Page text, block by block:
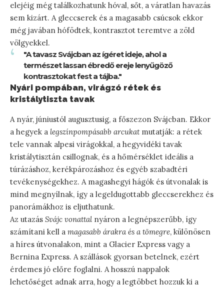
elejéig még találkozhatunk hóval, sőt, a váratlan havazás
sem kizárt. A gleccserek és a magasabb csúcsok ekkor
még javában hófödtek, kontrasztot teremtve a zöld
völgyekkel.
"A tavasz Svájcban az ígéret ideje, ahol a
természet lassan ébredő ereje lenyűgöző
kontrasztokat fest a tájba."
Nyári pompában, virágzó rétek és
kristálytiszta tavak
A nyár, júniustól augusztusig, a főszezon Svájcban. Ekkor
a hegyek a legszínpompásabb arcukatmutatják: a rétek
tele vannak alpesi virágokkal, a hegyvidéki tavak
kristálytisztán csillognak, és a hőmérséklet ideális a
túrázáshoz, kerékpározáshoz és egyéb szabadtéri
tevékenységekhez. A magashegyi hágók és útvonalak is
mind megnyílnak, így a legeldugottabb gleccserekhez és
panorámákhoz is eljuthatunk.
Az utazás Svájc vonattal nyáron a legnépszerűbb, így
számítani kell a magasabb árakra és a tömegre, különösen
a híres útvonalakon, mint a Glacier Express vagy a
Bernina Express. A szállások gyorsan betelnek, ezért
érdemes jó előre foglalni. A hosszú nappalok
lehetőséget adnak arra, hogy a legtöbbet hozzuk ki a